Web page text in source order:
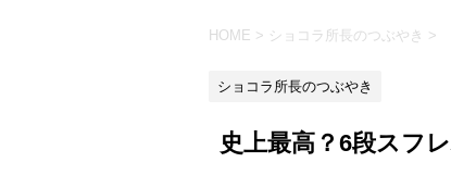
HOME > ショコラ所長のつぶやき >
ショコラ所長のつぶやき
史上最高？6段スフ